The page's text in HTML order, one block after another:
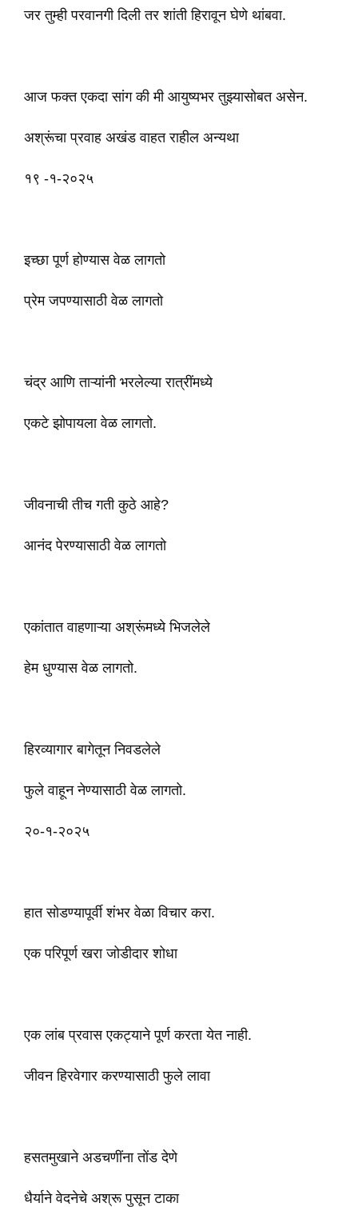
जर तुम्ही परवानगी दिली तर शांती हिरावून घेणे थांबवा.
आज फक्त एकदा सांग की मी आयुष्यभर तुझ्यासोबत असेन.
अश्रूंचा प्रवाह अखंड वाहत राहील अन्यथा
१९ -१-२०२५
इच्छा पूर्ण होण्यास वेळ लागतो
प्रेम जपण्यासाठी वेळ लागतो
चंद्र आणि ताऱ्यांनी भरलेल्या रात्रींमध्ये
एकटे झोपायला वेळ लागतो.
जीवनाची तीच गती कुठे आहे?
आनंद पेरण्यासाठी वेळ लागतो
एकांतात वाहणाऱ्या अश्रूंमध्ये भिजलेले
हेम धुण्यास वेळ लागतो.
हिरव्यागार बागेतून निवडलेले
फुले वाहून नेण्यासाठी वेळ लागतो.
२०-१-२०२५
हात सोडण्यापूर्वी शंभर वेळा विचार करा.
एक परिपूर्ण खरा जोडीदार शोधा
एक लांब प्रवास एकट्याने पूर्ण करता येत नाही.
जीवन हिरवेगार करण्यासाठी फुले लावा
हसतमुखाने अडचणींना तोंड देणे
धैर्याने वेदनेचे अश्रू पुसून टाका